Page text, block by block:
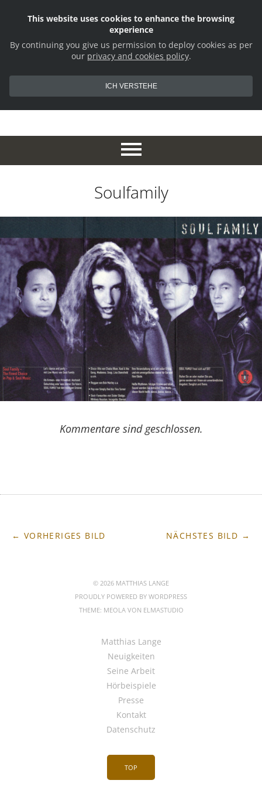
Soulfamily
Kommentare sind geschlossen.
← VORHERIGES BILD NÄCHSTES BILD →
© 2026 MATTHIAS LANGE
PROUDLY POWERED BY WORDPRESS
THEME: MEOLA VON ELMASTUDIO
Matthias Lange
Neuigkeiten
Seine Arbeit
Hörbeispiele
Presse
Kontakt
Datenschutz
TOP
This website uses cookies to enhance the browsing
experience
By continuing you give us permission to deploy cookies as per
our privacy and cookies policy.
ICH VERSTEHE